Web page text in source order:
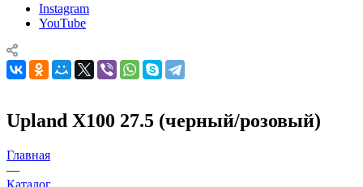
Instagram
YouTube
Upland X100 27.5 (черный/розовый)
Главная
—
Каталог